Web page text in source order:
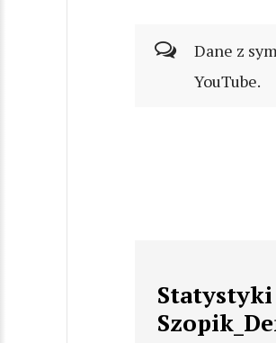
Dane z
YouTube.
Statystyki